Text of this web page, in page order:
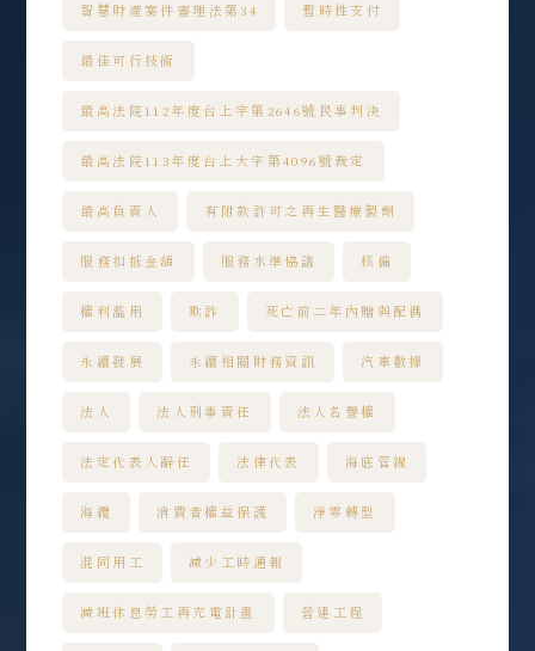
智慧財產案件審理法第34 暫時性支付
最佳可行技術
最高法院112年度台上字第2646號民事判決
最高法院113年度台上大字第4096號裁定
最高負責人 有附款許可之再生醫療製劑
服務扣抵金額 服務水準協議 核備
權利濫用 欺詐 死亡前二年內贈與配偶
永續發展 永續相關財務資訊 汽車數據
法人 法人刑事責任 法人名譽權
法定代表人辭任 法律代表 海底管線
海纜 消費者權益保護 淨零轉型
混同用工 減少工時通報
減班休息勞工再充電計畫 營建工程